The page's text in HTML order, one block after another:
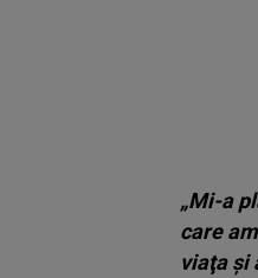
„Mi-a
care
viaţa şi